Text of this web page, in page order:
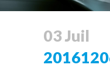
03 Juil